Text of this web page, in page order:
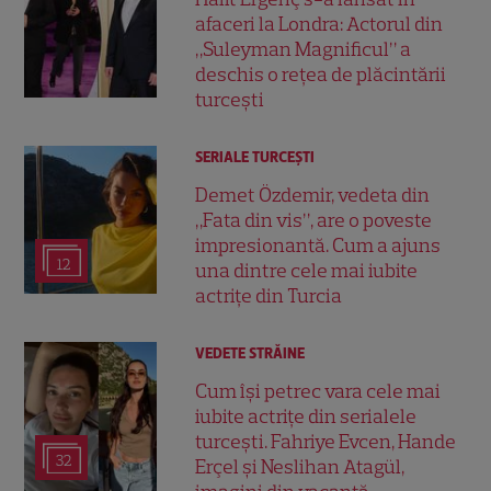
afaceri la Londra: Actorul din
„Suleyman Magnificul” a
deschis o rețea de plăcintării
turcești
12
SERIALE TURCEŞTI
Demet Özdemir, vedeta din
„Fata din vis”, are o poveste
impresionantă. Cum a ajuns
una dintre cele mai iubite
actrițe din Turcia
32
VEDETE STRĂINE
Cum își petrec vara cele mai
iubite actrițe din serialele
turcești. Fahriye Evcen, Hande
Erçel și Neslihan Atagül,